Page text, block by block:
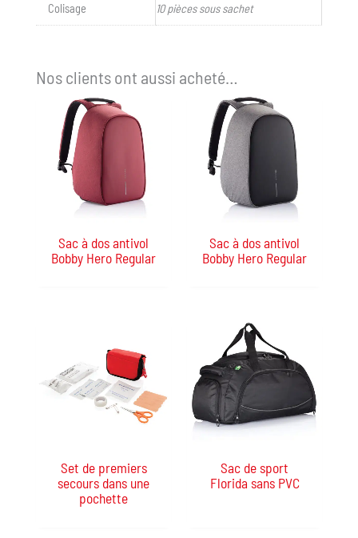
Colisage 10 pièces sous sachet
Nos clients ont aussi acheté…
Sac à dos antivol
Bobby Hero Regular
Sac à dos antivol
Bobby Hero Regular
Set de premiers
secours dans une
pochette
Sac de sport
Florida sans PVC